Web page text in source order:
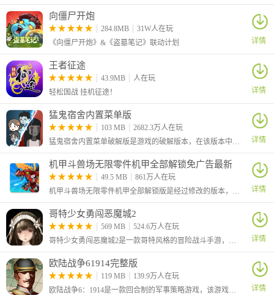
礼包兑换码分享
1、兑换码：HHL666，礼包内容：5星随机碎片*5、高级招募令
*2、巅峰夺宝水晶*2
2、兑换码：VIP666，礼包内容：高级招募令*2、铜钱*10W、金元
宝*50
3、兑换码：VIP888，礼包内容：高级招募令*2、巅峰夺宝水晶*1
台挑战券*10
5、兑换码：GGL688，礼包内容：夺宝水晶*5、突破丹*500、寻访
令*5
6、兑换码：SFL666，礼包内容：高级招募令*10、点将令*1、武将
经验*20W
7、兑换码：XSL666，礼包内容：3星随机碎片*20、普通招募令
*2、铜钱*10W
8、兑换码：JJL666，礼包内容：夺宝水晶*5、突破丹*500、宝物精
华*200
经验*20W
10、兑换码：ZZSC，礼包内容：夺宝水晶*5、突破丹*100、5星蜀
向僵尸开炮
284.8MB
31W人在玩
《向僵尸开炮》&《盗墓笔记》联动计划
详情
王者征途
43.9MB
人在玩
轻松国战 挂机征途！
详情
猛鬼宿舍内置菜单版
103 MB
2682.3万人在玩
猛鬼宿舍内置菜单破解版是游戏的破解版本，在该版本中为玩家提供了菜单，玩家可以通过内置的菜单获得各种强化功能。
详情
机甲斗兽场无限零件机甲全部解锁免广告最新
版
49.5 MB
861万人在玩
机甲斗兽场无限零件机甲全部解锁版是经过修改的版本，在这里玩家进入游戏后可以看到左上角的零件数量已经是最大值，并且不管你怎么消耗都是不会减少的
详情
哥特少女勇闯恶魔城2
569 MB
524.6万人在玩
哥特少女勇闯恶魔城2是一款哥特风格的冒险战斗手游，游戏中你将扮演一个哥特美少女和各种敌人进行决斗，不断地提升自己的战斗能力，挑战更为强大的敌人
详情
欧陆战争61914完整版
119 MB
139.9万人在玩
欧陆战争6：1914是一款回合制的军事策略游戏，该游戏严格参照历史，以第一次世界大战为背景，在线了当年的经典战役，该有延续了前作优秀的玩法。
详情